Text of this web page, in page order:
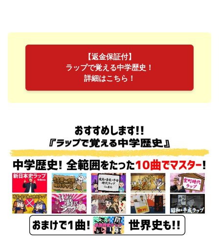
【返金保証付】
ラップで覚える中学歴史！
詳細はこちら！